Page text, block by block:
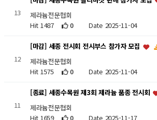
13
제라늄전문협회
Hit 1487
0 Date 2025-11-04
12
[마감] 세종 전시회 전시부스 참가자 모집
제라늄전문협회
Hit 1575
0 Date 2025-11-04
11
[종료] 세종수목원 제3회 제라늄 품종 전시회
제라늄전문협회
Hit 1659
0 Date 2025-11-17